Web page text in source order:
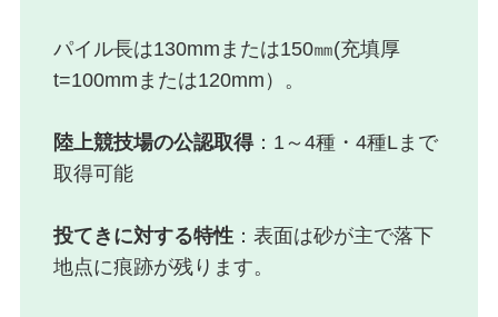
パイル長は130mmまたは150㎜(充填厚
t=100mmまたは120mm）。
陸上競技場の公認取得：1～4種・4種Lまで
取得可能
投てきに対する特性：表面は砂が主で落下
地点に痕跡が残ります。